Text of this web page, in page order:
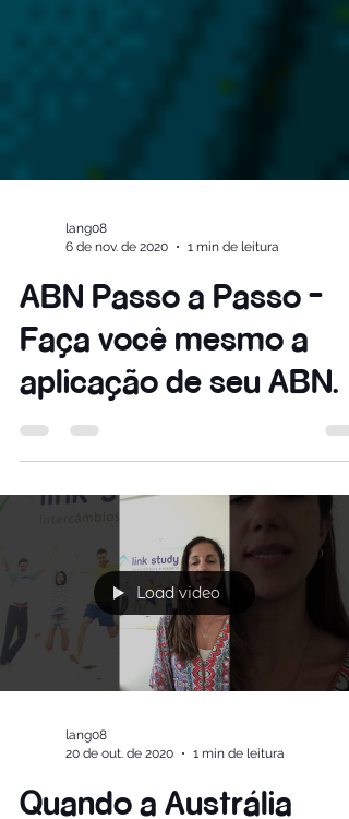
6 de nov. de 2020
1 min de leitura
ABN Passo a Passo -
Faça você mesmo a
aplicação de seu ABN.
Load video
20 de out. de 2020
1 min de leitura